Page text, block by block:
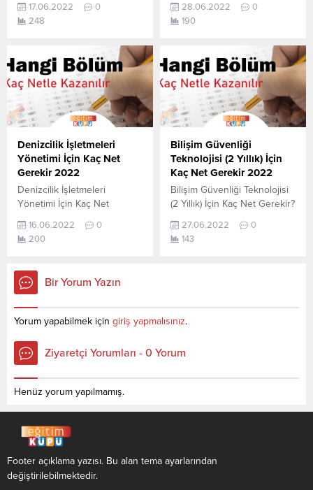
cevabını aşağıdan
öğrenebilirsiniz. Bu veriler
son yerleşen öğrencilerin
yapmış olduğu netlerdir.
YÖKATLAS YKS-TYT Net
Sihirbazı, YKS-TYT Net
Sihirbazı. Sayfamızdaki
verilerin tamamı
YÖK tarafından yayınlanmış
olan en son güncel netlerdir.
YÖKATLAS-YÖK Net
17.06.2022
0
248
sorusunun cevabını
aşağıdan öğrenebilirsiniz. Bu
sınavında en son yerleşen
öğrencilerin yapmış olduğu
netlerdir. YÖKATLAS YKS-
TYT Net Sihirbazı, YKS-TYT
Net Sihirbazı. Sayfamızdaki
verilerin tamamı
YÖK tarafından yayınlanmış
olan en son güncel...
28.06.2022
0
190
Denizcilik İşletmeleri
Yönetimi İçin Kaç Net
Gerekir 2022
Denizcilik İşletmeleri
Yönetimi İçin Kaç Net
Denizcilik İşletmeleri
Yönetimi için kaç net
cevabını aşağıdan
öğrenebilirsiniz. Bu veriler
son yerleşen öğrencilerin
yapmış olduğu netlerdir.
YÖKATLAS YKS-TYT Net
Sihirbazı, YKS-TYT Net
verilerin tamamı
YÖK tarafından yayınlanmış
olan en son güncel netlerdir.
YÖKATLAS-YÖK...
16.06.2022
0
200
Bilişim Güvenliği
Teknolojisi (2 Yıllık) İçin
Kaç Net Gerekir 2022
Bilişim Güvenliği Teknolojisi
(2 Yıllık) İçin Kaç Net Gerekir?
Güvenliği Teknolojisi (2 Yıllık)
için kaç net yapmam gerekir
Net Sihirbazı. Sayfamızdaki
27.06.2022
0
143
Bir Yorum Yazın
Yorum yapabilmek için giriş yapmalısınız.
Ziyaretçi Yorumları - 0 Yorum
Henüz yorum yapılmamış.
Footer açıklama yazısı. Bu alan tema ayarlarından
değiştirilebilmektedir.